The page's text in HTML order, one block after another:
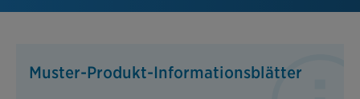
Muster-Produkt-Informationsblätter